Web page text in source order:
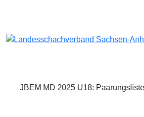
JBEM MD 2025 U18: Paarungsliste